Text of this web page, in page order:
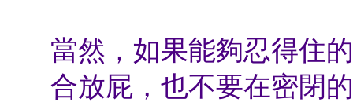
當然，如果能夠忍得住
合放屁，也不要在密閉